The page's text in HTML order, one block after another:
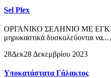
Sel Plex
ΟΡΓΑΝΙΚΟ ΣΕΛΗΝΙΟ ΜΕ
μηρυκαστικά δυσκολεύονται να...
28Δεκ28 Δεκεμβρίου 2023
Υποκατάστατα Γάλακτος